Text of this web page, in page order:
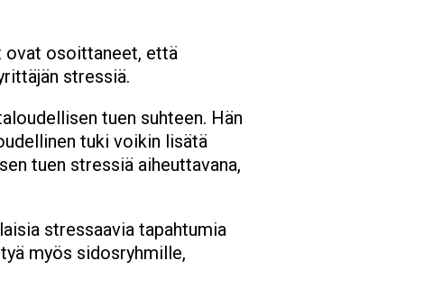
ovat osoittaneet, että
stressiä.
tuen suhteen. Hän
tuki voikin lisätä
tuen stressiä aiheuttavana,
stressaavia tapahtumia
myös sidosryhmille,